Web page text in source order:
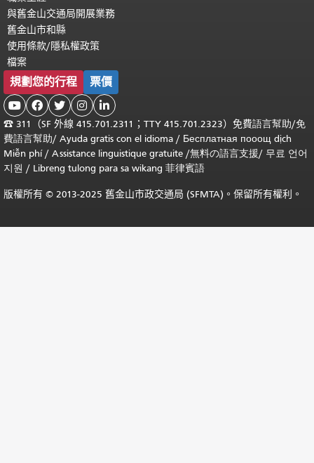
與舊金山交通局開展業務
舊金山市和縣
使用條款/隱私權政策
檔案
規劃您的行程 票價
    
☎ 311（SF 外線 415.701.2311；TTY 415.701.2323）免費語言幫助/免
費語言幫助/ Ayuda gratis con el idioma / Бесплатная пооощ dịch
Miễn phí/ Assistance linguistique gratuite /無料の語言支援/ 무료 언어
지원 / Libreng tulong para sa wikang 菲律賓語
版權所有 © 2013-2025 舊金山市政交通局 (SFMTA)。保留所有權利。